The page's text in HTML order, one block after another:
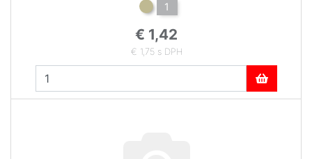
1
€ 1,42
€ 1,75 s DPH